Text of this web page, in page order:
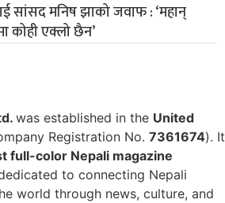
सांसद मनिष झाको जवाफ : ‘महान्
कोही एक्लो छैन’
was established in the United
Registration No. 7361674). It
full-color Nepali magazine
to connecting Nepali
world through news, culture, and